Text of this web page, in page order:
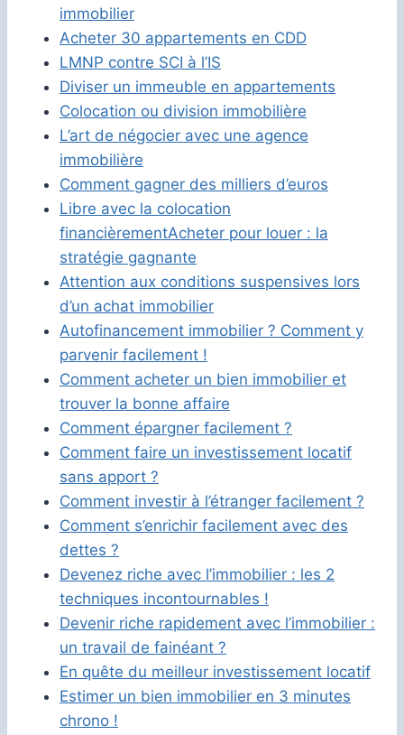
immobilier
Acheter 30 appartements en CDD
LMNP contre SCI à l’IS
Diviser un immeuble en appartements
Colocation ou division immobilière
L’art de négocier avec une agence
immobilière
Comment gagner des milliers d’euros
Libre avec la colocation
financièrementAcheter pour louer : la
stratégie gagnante
Attention aux conditions suspensives lors
d’un achat immobilier
Autofinancement immobilier ? Comment y
parvenir facilement !
Comment acheter un bien immobilier et
trouver la bonne affaire
Comment épargner facilement ?
Comment faire un investissement locatif
sans apport ?
Comment investir à l’étranger facilement ?
Comment s’enrichir facilement avec des
dettes ?
Devenez riche avec l’immobilier : les 2
techniques incontournables !
Devenir riche rapidement avec l’immobilier :
un travail de fainéant ?
En quête du meilleur investissement locatif
Estimer un bien immobilier en 3 minutes
chrono !